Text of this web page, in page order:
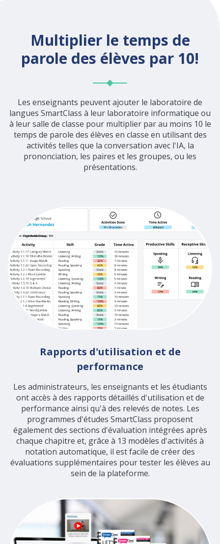
Multiplier le temps de
parole des élèves par 10!
Les enseignants peuvent ajouter le laboratoire de
langues SmartClass à leur laboratoire informatique ou
à leur salle de classe pour multiplier par au moins 10 le
temps de parole des élèves en classe en utilisant des
activités telles que la conversation avec l'IA, la
prononciation, les paires et les groupes, ou les
présentations.
Rapports d'utilisation et de
performance
Les administrateurs, les enseignants et les étudiants
ont accès à des rapports détaillés d'utilisation et de
performance ainsi qu'à des relevés de notes. Les
programmes d'études SmartClass proposent
également des sections d'évaluation intégrées après
chaque chapitre et, grâce à 13 modèles d'activités à
notation automatique, il est facile de créer des
évaluations supplémentaires pour tester les élèves au
sein de la plateforme.